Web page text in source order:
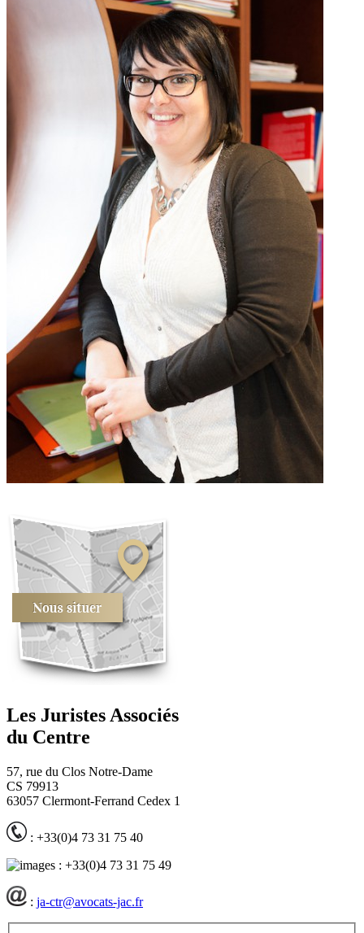
Les Juristes Associés
du Centre
57, rue du Clos Notre-Dame
CS 79913
63057 Clermont-Ferrand Cedex 1
: +33(0)4 73 31 75 40
: +33(0)4 73 31 75 49
: ja-ctr@avocats-jac.fr